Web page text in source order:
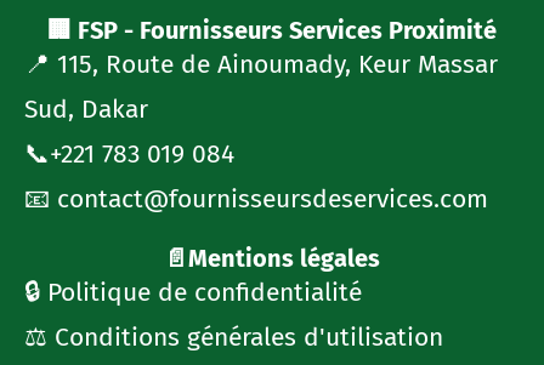
🏢 FSP - Fournisseurs Services Proximité
📍 115, Route de Ainoumady, Keur Massar
Sud, Dakar
📞+221 783 019 084
📧 contact@fournisseursdeservices.com
📄Mentions légales
🔒 Politique de confidentialité
⚖️ Conditions générales d'utilisation